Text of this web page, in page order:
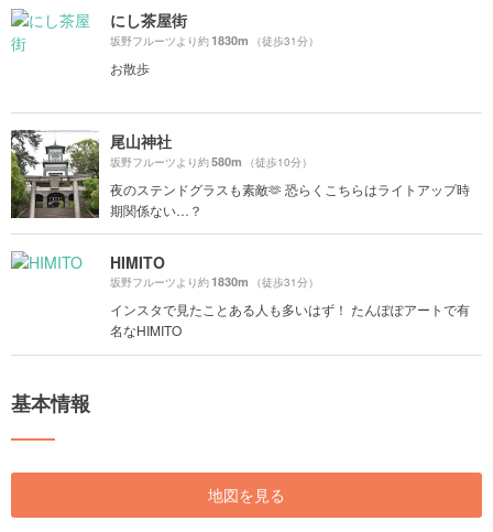
にし茶屋街
坂野フルーツより約1830m （徒歩31分）
お散歩
尾山神社
坂野フルーツより約580m （徒歩10分）
夜のステンドグラスも素敵🫶 恐らくこちらはライトアップ時
期関係ない…？
HIMITO
坂野フルーツより約1830m （徒歩31分）
インスタで見たことある人も多いはず！ たんぽぽアートで有
名なHIMITO
基本情報
地図を見る